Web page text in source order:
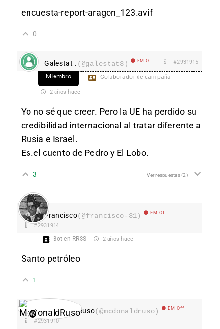
encuesta-report-aragon_123.avif
0
Galestat . (@galestat3) EM Off #2931915
Miembro Colaborador de campaña
2 años hace
Yo no sé que creer. Pero la UE ha perdido su
credibilidad internacional al tratar diferente a
Rusia e Israel.
Es.el cuento de Pedro y El Lobo.
3 Ver respuestas(2)
Francisco(@francisco-31) EM Off
#2931914
Bot en RRSS 2 años hace
Santo petróleo
1
McDonaldRuso(@mcdonaldruso) EM Off
#2931910